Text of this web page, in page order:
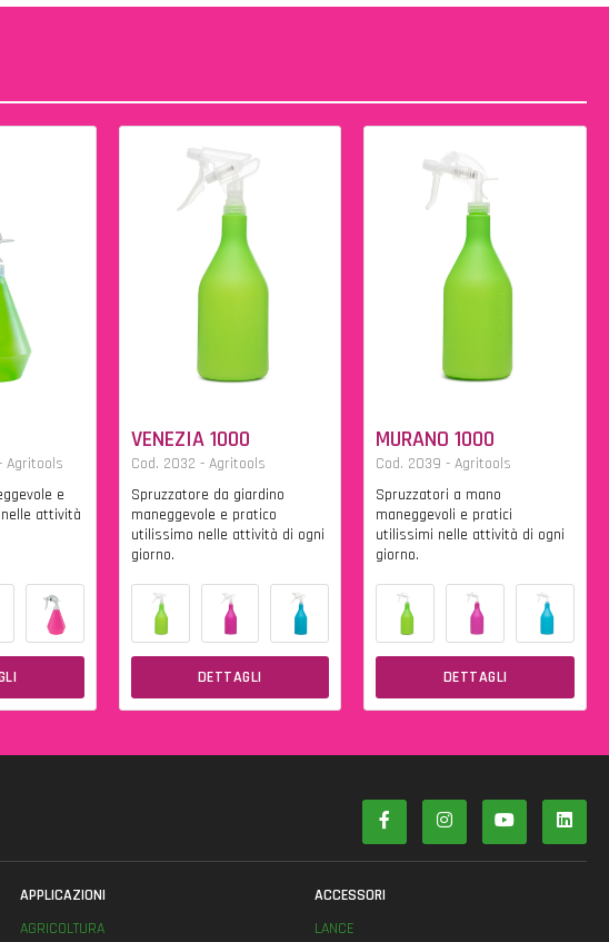
Agritools
e
attività
VENEZIA 1000
Cod. 2032 - Agritools
Spruzzatore da giardino
maneggevole e pratico
utilissimo nelle attività di ogni
giorno.
DETTAGLI
MURANO 1000
Cod. 2039 - Agritools
Spruzzatori a mano
maneggevoli e pratici
utilissimi nelle attività di ogni
giorno.
DETTAGLI
APPLICAZIONI
AGRICOLTURA
ACCESSORI
LANCE